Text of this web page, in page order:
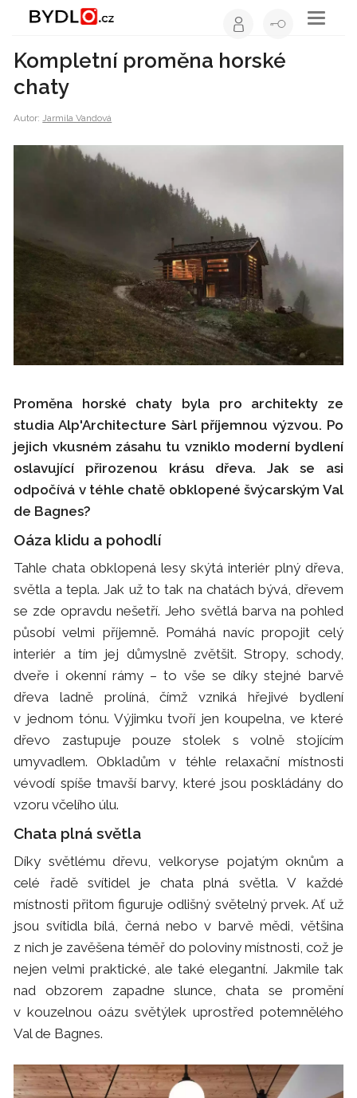
Toggle
Kompletní proměna horské
chaty
Autor:Jarmila Vandová
Proměna horské chaty byla pro architekty ze
studia Alp'Architecture Sàrl příjemnou výzvou. Po
jejich vkusném zásahu tu vzniklo moderní bydlení
oslavující přirozenou krásu dřeva. Jak se asi
odpočívá v téhle chatě obklopené švýcarským Val
de Bagnes?
Oáza klidu a pohodlí
Tahle chata obklopená lesy skýtá interiér plný dřeva,
světla a tepla. Jak už to tak na chatách bývá, dřevem
se zde opravdu nešetří. Jeho světlá barva na pohled
působí velmi příjemně. Pomáhá navíc propojit celý
interiér a tím jej důmyslně zvětšit. Stropy, schody,
dveře i okenní rámy – to vše se díky stejné barvě
dřeva ladně prolíná, čímž vzniká hřejivé bydlení
v jednom tónu. Výjimku tvoří jen koupelna, ve které
dřevo zastupuje pouze stolek s volně stojícím
umyvadlem. Obkladům v téhle relaxační místnosti
vévodí spíše tmavší barvy, které jsou poskládány do
vzoru včelího úlu.
Chata plná světla
Díky světlému dřevu, velkoryse pojatým oknům a
celé řadě svítidel je chata plná světla. V každé
místnosti přitom figuruje odlišný světelný prvek. Ať už
jsou svítidla bílá, černá nebo v barvě mědi, většina
z nich je zavěšena téměř do poloviny místnosti, což je
nejen velmi praktické, ale také elegantní. Jakmile tak
nad obzorem zapadne slunce, chata se promění
v kouzelnou oázu světýlek uprostřed potemnělého
Val de Bagnes.